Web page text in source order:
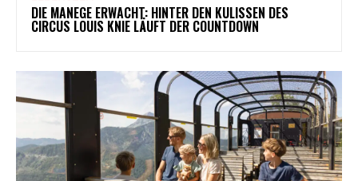
DIE MANEGE ERWACHT: HINTER DEN KULISSEN DES
CIRCUS LOUIS KNIE LÄUFT DER COUNTDOWN